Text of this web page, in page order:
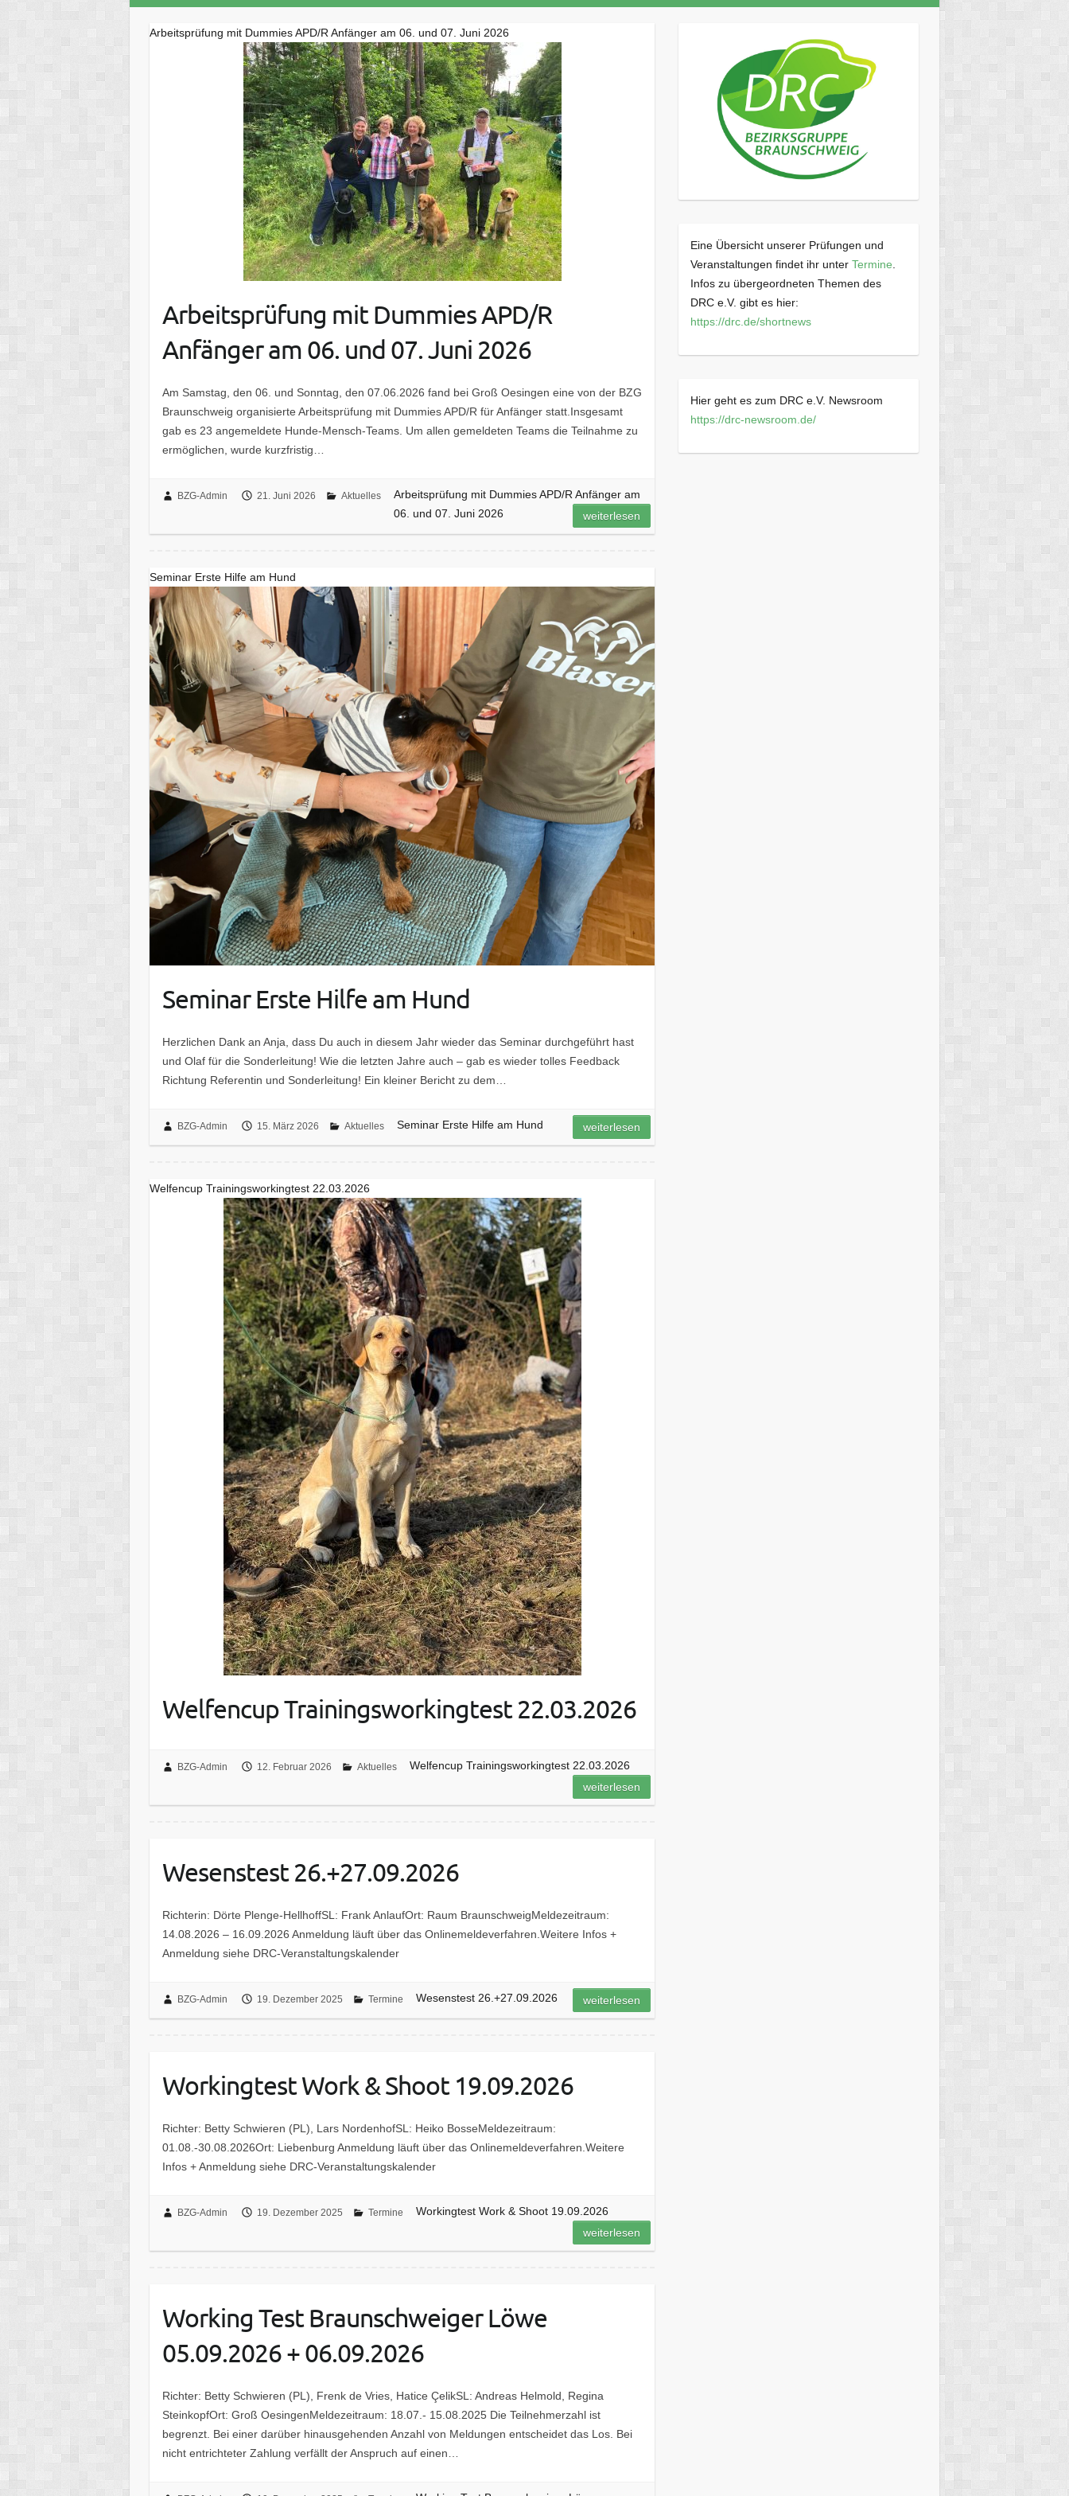
Arbeitsprüfung mit Dummies APD/R Anfänger am 06. und 07. Juni 2026
Arbeitsprüfung mit Dummies APD/R
Anfänger am 06. und 07. Juni 2026
Am Samstag, den 06. und Sonntag, den 07.06.2026 fand bei Groß Oesingen eine von der BZG
Braunschweig organisierte Arbeitsprüfung mit Dummies APD/R für Anfänger statt.Insgesamt
gab es 23 angemeldete Hunde-Mensch-Teams. Um allen gemeldeten Teams die Teilnahme zu
ermöglichen, wurde kurzfristig…
BZG-Admin 21. Juni 2026 Aktuelles
Arbeitsprüfung mit Dummies APD/R Anfänger am
06. und 07. Juni 2026
weiterlesen
Seminar Erste Hilfe am Hund
Seminar Erste Hilfe am Hund
Herzlichen Dank an Anja, dass Du auch in diesem Jahr wieder das Seminar durchgeführt hast
und Olaf für die Sonderleitung! Wie die letzten Jahre auch – gab es wieder tolles Feedback
Richtung Referentin und Sonderleitung! Ein kleiner Bericht zu dem…
BZG-Admin 15. März 2026 Aktuelles Seminar Erste Hilfe am Hund weiterlesen
Welfencup Trainingsworkingtest 22.03.2026
Welfencup Trainingsworkingtest 22.03.2026
BZG-Admin 12. Februar 2026 Aktuelles
Welfencup Trainingsworkingtest 22.03.2026
weiterlesen
Wesenstest 26.+27.09.2026
Richterin: Dörte Plenge-HellhoffSL: Frank AnlaufOrt: Raum BraunschweigMeldezeitraum:
14.08.2026 – 16.09.2026 Anmeldung läuft über das Onlinemeldeverfahren.Weitere Infos +
Anmeldung siehe DRC-Veranstaltungskalender
BZG-Admin 19. Dezember 2025 Termine Wesenstest 26.+27.09.2026 weiterlesen
Workingtest Work & Shoot 19.09.2026
Richter: Betty Schwieren (PL), Lars NordenhofSL: Heiko BosseMeldezeitraum:
01.08.-30.08.2026Ort: Liebenburg Anmeldung läuft über das Onlinemeldeverfahren.Weitere
Infos + Anmeldung siehe DRC-Veranstaltungskalender
BZG-Admin 19. Dezember 2025 Termine
Workingtest Work & Shoot 19.09.2026
weiterlesen
Working Test Braunschweiger Löwe
05.09.2026 + 06.09.2026
Richter: Betty Schwieren (PL), Frenk de Vries, Hatice ÇelikSL: Andreas Helmold, Regina
SteinkopfOrt: Groß OesingenMeldezeitraum: 18.07.- 15.08.2025 Die Teilnehmerzahl ist
begrenzt. Bei einer darüber hinausgehenden Anzahl von Meldungen entscheidet das Los. Bei
nicht entrichteter Zahlung verfällt der Anspruch auf einen…
Eine Übersicht unserer Prüfungen und
Veranstaltungen findet ihr unter Termine
Infos zu übergeordneten Themen des
DRC e.V. gibt es hier:
https://drc.de/shortnews
Hier geht es zum DRC e.V. Newsroom
https://drc-newsroom.de/